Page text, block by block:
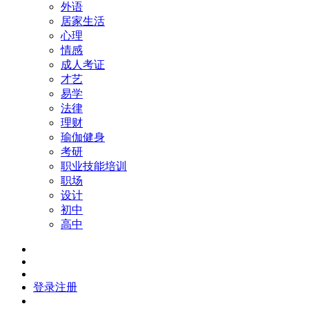
外语
居家生活
心理
情感
成人考证
才艺
易学
法律
理财
瑜伽健身
考研
职业技能培训
职场
设计
初中
高中
登录注册